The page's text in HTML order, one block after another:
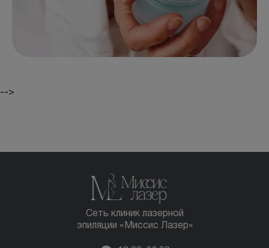
БЕСПЛАТНАЯ КОНСУЛЬТАЦИЯ
-->
Сеть клиник лазерной
эпиляции «Миссис Лазер»